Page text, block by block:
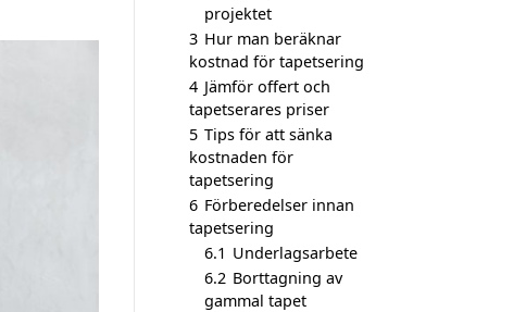
projektet
3 Hur man beräknar
kostnad för tapetsering
4 Jämför offert och
tapetserares priser
5 Tips för att sänka
kostnaden för
tapetsering
6 Förberedelser innan
tapetsering
6.1 Underlagsarbete
6.2 Borttagning av
gammal tapet